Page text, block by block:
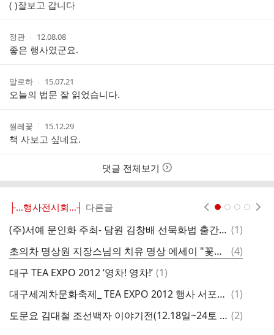
스
자
시
간
( )잘보고 갑니다
작
성
자
정관
작
성
시
간
12.08.08
좋은 행사였군요.
작
성
자
알로하
작
성
시
간
15.07.21
오늘의 법문 잘 읽었습니다.
작
성
자
찔레꽃
작
성
시
간
15.12.29
책 사보고 싶네요.
댓글 전체보기
├…행사전시회…┤ 다른글
(주)서예 문인화 주최- 담원 김창배 선묵화법 출간 기념전 초대 댓
(1)
초의차 명상원 지장스님의 치유 명상 에세이 "꽃은 우연히 피지 않는다" 출판 기념회에~다녀오다
댓
글
(4)
대구 TEA EXPO 2012 ‘영차! 영차!’ 댓
(1)
대구세계차문화축제_ TEA EXPO 2012 행사 서포터즈를 모집합니다 댓
(1)
도문요 김대철 조선백자 이야기전(12.18일~24토 KBS전시관) 댓
(2)